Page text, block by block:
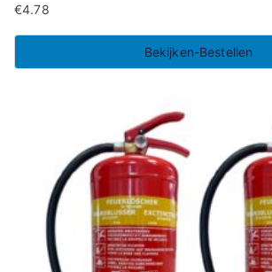
€4.78
Bekijken-Bestellen